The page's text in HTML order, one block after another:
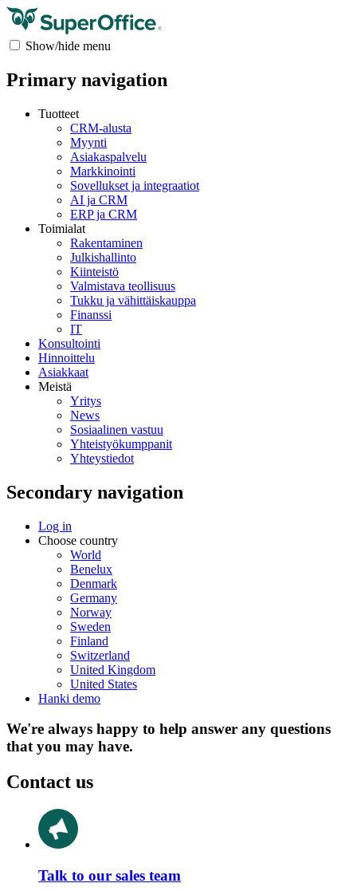
Show/hide menu
Primary navigation
Tuotteet
CRM-alusta
Myynti
Asiakaspalvelu
Markkinointi
Sovellukset ja integraatiot
AI ja CRM
ERP ja CRM
Toimialat
Rakentaminen
Julkishallinto
Kiinteistö
Valmistava teollisuus
Tukku ja vähittäiskauppa
Finanssi
IT
Konsultointi
Hinnoittelu
Asiakkaat
Meistä
Yritys
News
Sosiaalinen vastuu
Yhteistyökumppanit
Yhteystiedot
Secondary navigation
Log in
Choose country
World
Benelux
Denmark
Germany
Norway
Sweden
Finland
Switzerland
United Kingdom
United States
Hanki demo
We're always happy to help answer any questions
that you may have.
Contact us
Talk to our sales team